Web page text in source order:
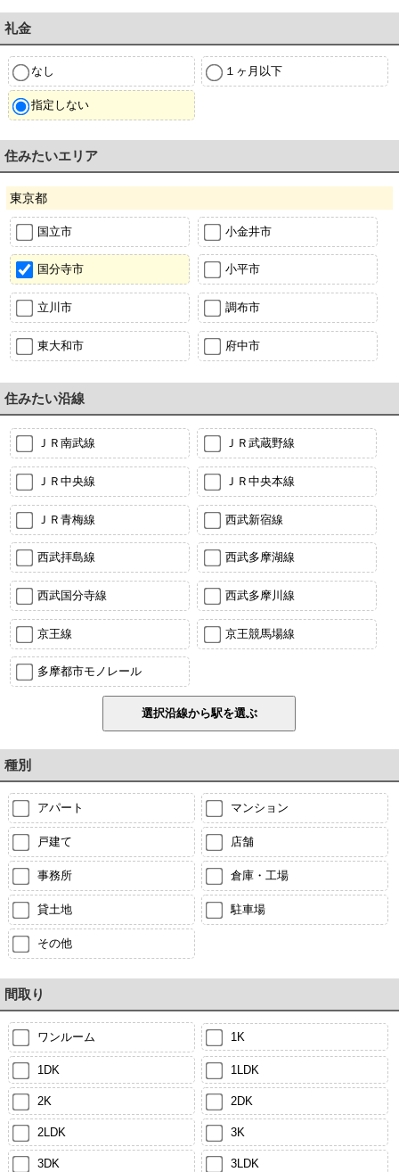
礼金
なし １ヶ月以下
指定しない
住みたいエリア
東京都
国立市 小金井市
国分寺市 小平市
立川市 調布市
東大和市 府中市
住みたい沿線
ＪＲ南武線 ＪＲ武蔵野線
ＪＲ中央線 ＪＲ中央本線
ＪＲ青梅線 西武新宿線
西武拝島線 西武多摩湖線
西武国分寺線 西武多摩川線
京王線 京王競馬場線
多摩都市モノレール
種別
アパート マンション
戸建て 店舗
事務所 倉庫・工場
貸土地 駐車場
その他
間取り
ワンルーム 1K
1DK 1LDK
2K 2DK
2LDK 3K
3DK 3LDK